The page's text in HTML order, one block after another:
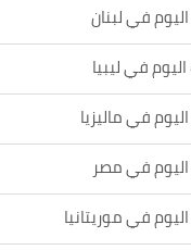
في لبنان
في ليبيا
في ماليزيا
في مصر
في موريتانيا